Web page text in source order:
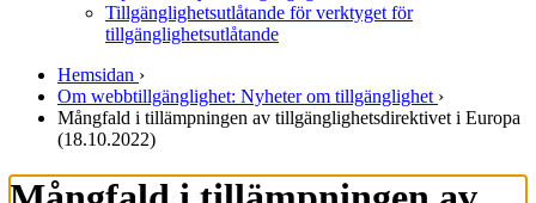
Tillgänglighetsutlåtande för verktyget för
tillgänglighetsutlåtande
Hemsidan ›
Om webbtillgänglighet: Nyheter om tillgänglighet ›
Mångfald i till­ämpningen av tillgänglighets­direktivet i Europa
(18.10.2022)